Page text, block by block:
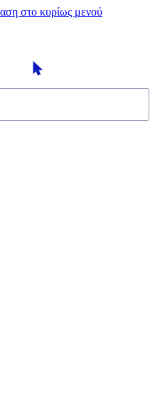
στο κυρίως μενού